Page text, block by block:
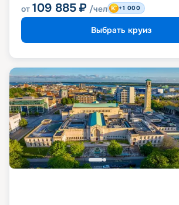
от 109 885 ₽ /чел +1 000
Выбрать круиз